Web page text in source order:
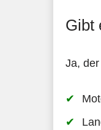
Gibt
Ja,